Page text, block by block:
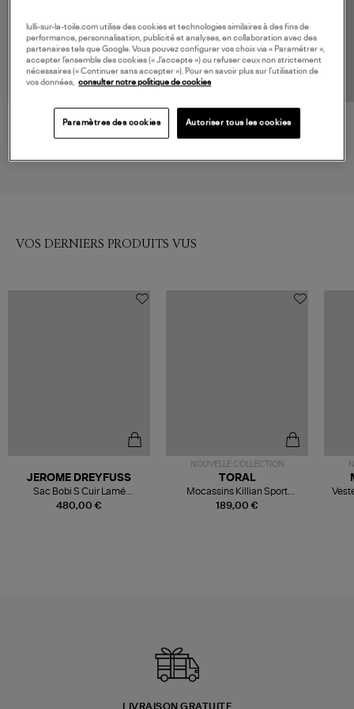
BOMPARD
Pull Col Rond à Chevrons
BOMPARD
Pull Col V Maille Unie
VOS DERNIERS PRODUITS VUS
480,00 €
JEROME DREYFUSS
Sac Bobi S Cuir Lamé
Champagne
NOUVELLE COLLECTION
189,00 €
TORAL
Mocassins Killian Sport
Mousse
LIVRAISON GRATUITE
lulli-sur-la-toile.com utilise des cookies et technologies similaires à des fins de
performance, personnalisation, publicité et analyses, en collaboration avec des
partenaires tels que Google. Vous pouvez configurer vos choix via « Paramétrer »,
accepter l’ensemble des cookies (« J’accepte ») ou refuser ceux non strictement
nécessaires (« Continuer sans accepter »). Pour en savoir plus sur l’utilisation de
vos données, consulter notre politique de cookies
Paramètres des cookies Autoriser tous les cookies